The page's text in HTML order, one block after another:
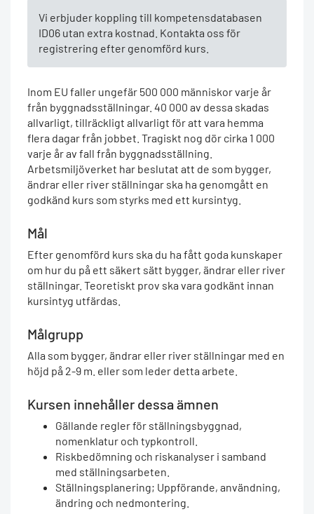
Vi erbjuder koppling till kompetensdatabasen
ID06 utan extra kostnad. Kontakta oss för
registrering efter genomförd kurs.
Inom EU faller ungefär 500 000 människor varje år
från byggnadsställningar. 40 000 av dessa skadas
allvarligt, tillräckligt allvarligt för att vara hemma
flera dagar från jobbet. Tragiskt nog dör cirka 1 000
varje år av fall från byggnadsställning.
Arbetsmiljöverket har beslutat att de som bygger,
ändrar eller river ställningar ska ha genomgått en
godkänd kurs som styrks med ett kursintyg.
Mål
Efter genomförd kurs ska du ha fått goda kunskaper
om hur du på ett säkert sätt bygger, ändrar eller river
ställningar. Teoretiskt prov ska vara godkänt innan
kursintyg utfärdas.
Målgrupp
Alla som bygger, ändrar eller river ställningar med en
höjd på 2-9 m. eller som leder detta arbete.
Kursen innehåller dessa ämnen
Gällande regler för ställningsbyggnad,
nomenklatur och typkontroll.
Riskbedömning och riskanalyser i samband
med ställningsarbeten.
Ställningsplanering; Uppförande, användning,
ändring och nedmontering.